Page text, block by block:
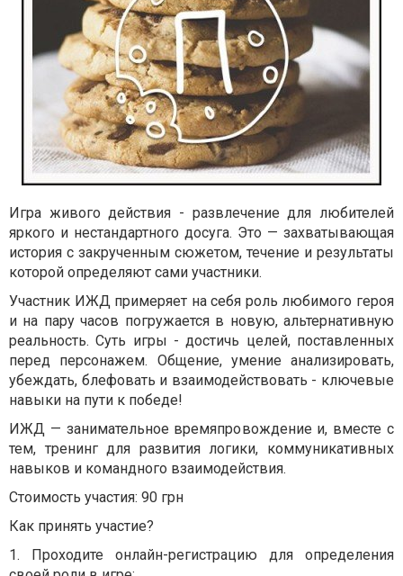
Игра живого действия - развлечение для любителей
яркого и нестандартного досуга. Это — захватывающая
история с закрученным сюжетом, течение и результаты
которой определяют сами участники.
Участник ИЖД примеряет на себя роль любимого героя
и на пару часов погружается в новую, альтернативную
реальность. Суть игры - достичь целей, поставленных
перед персонажем. Общение, умение анализировать,
убеждать, блефовать и взаимодействовать - ключевые
навыки на пути к победе!
ИЖД — занимательное времяпровождение и, вместе с
тем, тренинг для развития логики, коммуникативных
навыков и командного взаимодействия.
Стоимость участия: 90 грн
Как принять участие?
1. Проходите онлайн-регистрацию для определения